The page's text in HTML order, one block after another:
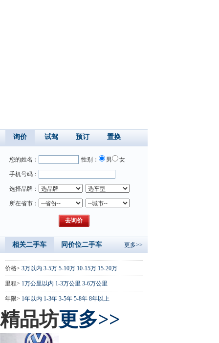
询价 试驾 预订 置换
您的姓名： 性别： 男 女
手机号码：
选择品牌：
所在省市：
相关二手车 同价位二手车 更多>>
价格> 3万以内 3-5万 5-10万 10-15万 15-20万
里程> 1万公里以内 1-3万公里 3-6万公里
年限> 1年以内 1-3年 3-5年 5-8年 8年以上
精品坊更多>>